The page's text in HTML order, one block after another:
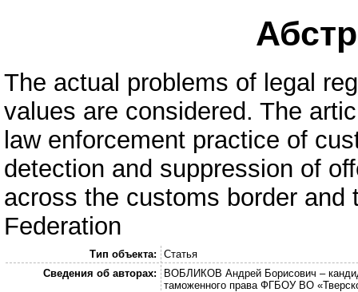
The actual problems of legal
values are considered. The
law enforcement practice of
detection and suppression of
across the customs border
Federation
Тип объекта:
Статья
Сведения об авторах:
ВОБЛИКОВ Андрей Борисович –
таможенного права ФГБОУ ВО